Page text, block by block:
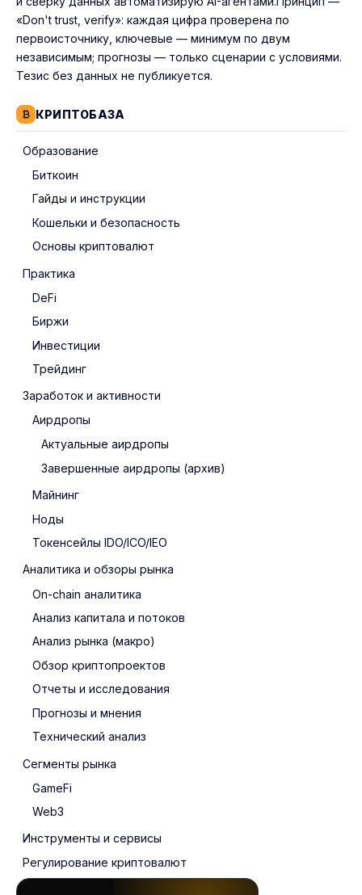
«Don't trust, verify»: каждая цифра проверена по
первоисточнику, ключевые — минимум по двум
независимым; прогнозы — только сценарии с условиями.
Тезис без данных не публикуется.
КРИПТОБАЗА
Образование
Биткоин
Гайды и инструкции
Кошельки и безопасность
Основы криптовалют
Практика
DeFi
Биржи
Инвестиции
Трейдинг
Заработок и активности
Аирдропы
Актуальные аирдропы
Завершенные аирдропы (архив)
Майнинг
Ноды
Токенсейлы IDO/ICO/IEO
Аналитика и обзоры рынка
On-chain аналитика
Анализ капитала и потоков
Анализ рынка (макро)
Обзор криптопроектов
Отчеты и исследования
Прогнозы и мнения
Технический анализ
Сегменты рынка
GameFi
Web3
Инструменты и сервисы
Регулирование криптовалют